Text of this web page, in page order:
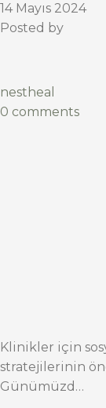
14 Mayıs 2024
Posted by
nestheal
0 comments
Klinikler için
stratejilerinin
Günümüzd…